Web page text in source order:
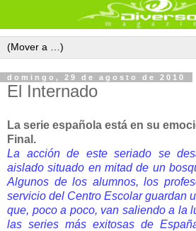
domingo, 29 de agosto de 2010
El Internado
La serie española está en su
Final.
La acción de este seriado se
aislado situado en mitad de un
Algunos de los alumnos, los
servicio del Centro Escolar guardan
que, poco a poco, van saliendo a la
las series más exitosas de